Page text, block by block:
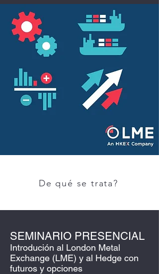
De qué se trata?
SEMINARIO PRESENCIAL
Introdución al London Metal
Exchange (LME) y al Hedge con
futuros y opciones